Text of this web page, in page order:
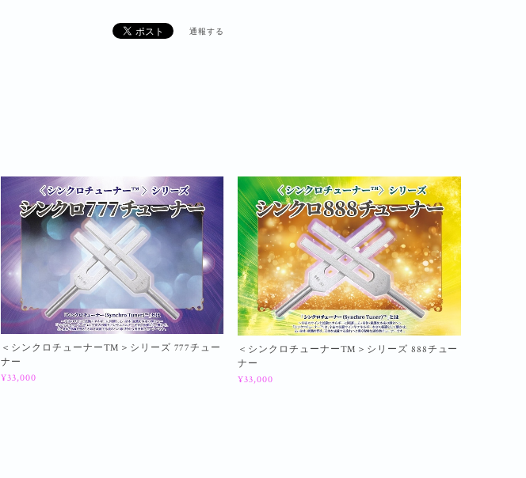
通報する
＜シンクロチューナー™＞シリーズ 777チュー
ナー
¥33,000
＜シンクロチューナー™＞シリーズ 888チュー
ナー
¥33,000